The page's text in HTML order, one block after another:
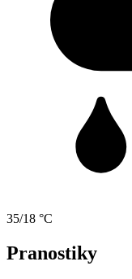
35/18 °C
Pranostiky